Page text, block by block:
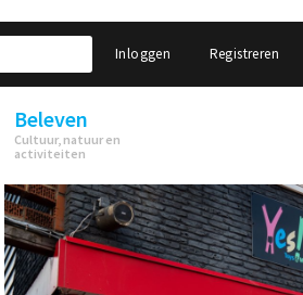
Inloggen Registreren
Beleven
Cultuur, natuur en
activiteiten